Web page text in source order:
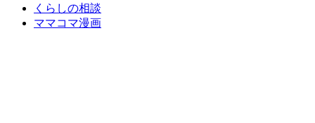
くらしの相談
ママコマ漫画